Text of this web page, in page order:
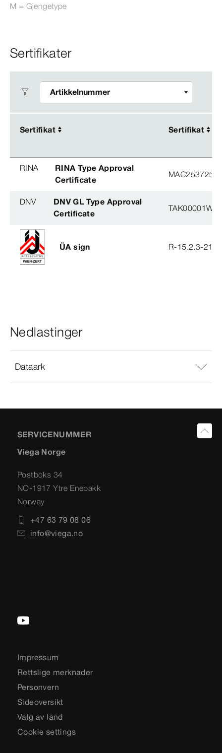
M = Gjengetype
Sertifikater
Sertifikat Sertifikat
Sertifikat Sertifikat
RINA
RINA Type Approval
Certificate
DNV
DNV GL Type Approval
Certificate
TAK00001W8
ÜA sign R-15.2.3-21-
Nedlastinger
Dataark
SERVICENUMMER
Viega Norge
Postboks 34
NO-1917 Ytre Enebakk
Norway
+47 63 79 08 06
info@viega.no
Impressum
Rettslige merknader
Personvern
Sideoversikt
Valg av land
Cookie settings